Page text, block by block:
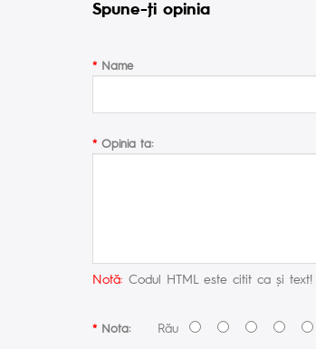
Spune-ţi opinia
Name
Opinia ta:
Notă: Codul HTML este citit ca şi text!
Nota:Rău